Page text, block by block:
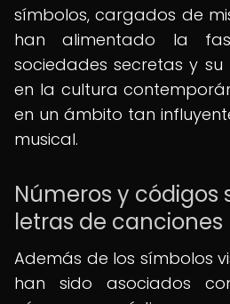
símbolos, cargados de
han alimentado la
sociedades secretas y su
en la cultura
en un ámbito tan
musical.
Números y códigos
letras de canciones
Además de los símbolos
han sido asociados